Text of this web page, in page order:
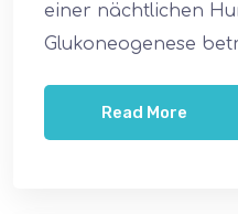
einer nächtlichen
Glukoneogenese
Read More